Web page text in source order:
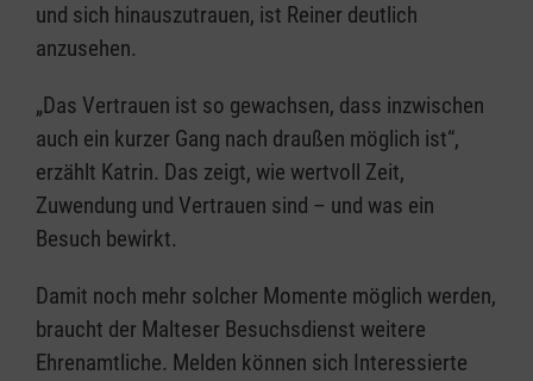
und sich hinauszutrauen, ist Reiner deutlich
anzusehen.
„Das Vertrauen ist so gewachsen, dass inzwischen
auch ein kurzer Gang nach draußen möglich ist“,
erzählt Katrin. Das zeigt, wie wertvoll Zeit,
Zuwendung und Vertrauen sind – und was ein
Besuch bewirkt.
Damit noch mehr solcher Momente möglich werden,
braucht der Malteser Besuchsdienst weitere
Ehrenamtliche. Melden können sich Interessierte